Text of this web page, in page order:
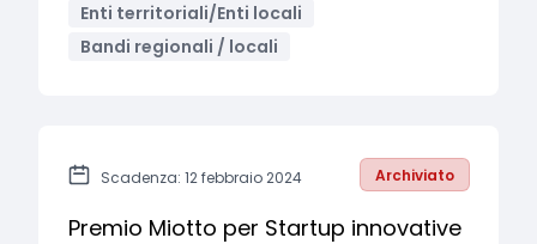
Enti territoriali/Enti locali
Bandi regionali / locali
Scadenza: 12 febbraio 2024 Archiviato
Premio Miotto per Startup innovative